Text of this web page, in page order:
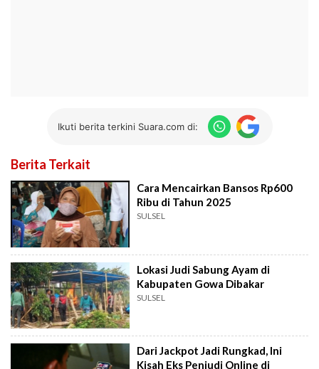
Ikuti berita terkini Suara.com di:
Berita Terkait
Cara Mencairkan Bansos Rp600
Ribu di Tahun 2025
SULSEL
Lokasi Judi Sabung Ayam di
Kabupaten Gowa Dibakar
SULSEL
Dari Jackpot Jadi Rungkad, Ini
Kisah Eks Penjudi Online di